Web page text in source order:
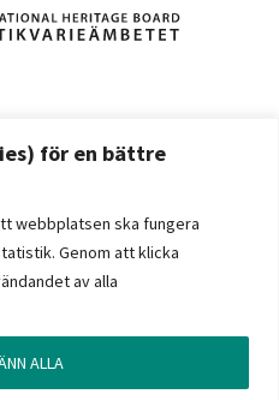
för en bättre
webbplatsen ska fungera
Genom att klicka
av alla
ALLA